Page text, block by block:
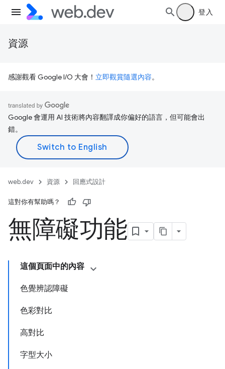
登入
資源
感謝觀看 Google I/O 大會！ 立即觀賞隨選內容。
Google 會運用 AI 技術將內容翻譯成你偏好的語言，但可能會出
錯。
web.dev 資源 回應式設計
這對你有幫助嗎？
無障礙功能
這個頁面中的內容
色覺辨認障礙
色彩對比
高對比
字型大小